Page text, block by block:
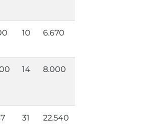
10 6.670
14 8.000
31 22.540